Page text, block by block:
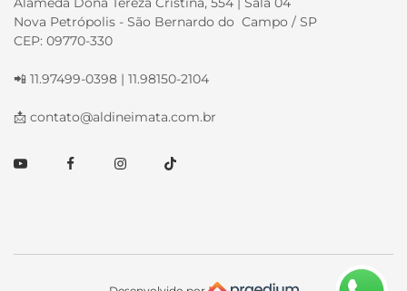
Nova Petrópolis - São Bernardo do Campo / SP
CEP: 09770-330
📲 11.97499-0398 | 11.98150-2104
📩 contato@aldineimata.com.br
YoutubeFacebookInstagramTikTok